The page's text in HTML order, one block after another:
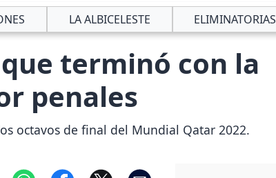
LA ALBICELESTE ELIMINATORIAS
terminó con la
penales
octavos de final del Mundial Qatar 2022.